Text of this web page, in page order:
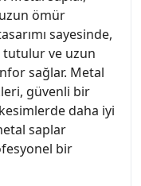
uzun ömür
sayesinde,
tutulur ve uzun
sağlar. Metal
güvenli bir
daha iyi
saplar
bir